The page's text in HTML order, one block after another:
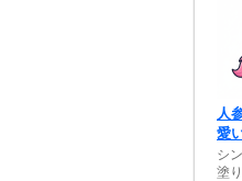
人
愛
シ
塗